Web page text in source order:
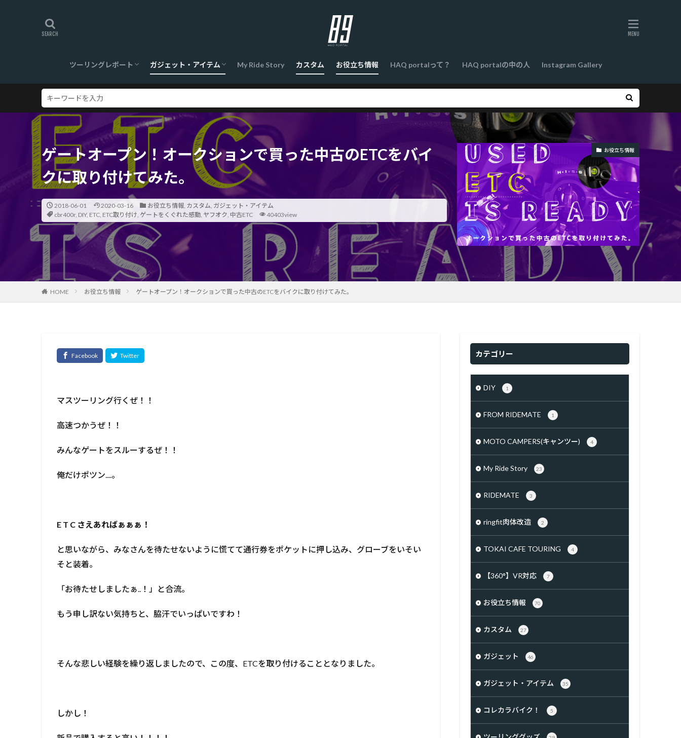
ツーリングレポート
旅ログ
ツーリングスポット
【360°】VR対応
ガジェット・アイテム
ツーリンググッズ
ガジェット
My Ride Story カスタム お役立ち情報 HAQ portalって？ HAQ portalの中の人 Instagram Gallery
ゲートオープン！オークションで買った中古のETCをバイ
クに取り付けてみた。
2018-06-01 2020-03-16 お役立ち情報, カスタム, ガジェット・アイテム
cbr400r, DIY, ETC, ETC取り付け, ゲートをくぐれた感動, ヤフオク, 中古ETC 40403view
お役立ち情報
HOME お役立ち情報 ゲートオープン！オークションで買った中古のETCをバイクに取り付けてみた。
マスツーリング行くぜ！！
高速つかうぜ！！
みんなゲートをスルーするぜ！！
俺だけポツン....。
E T C さえあればぁぁぁ！
と思いながら、みなさんを待たせないように慌てて通行券をポケットに押し込み、グローブをいそい
そと装着。
「お待たせしましたぁ..！」と合流。
もう申し訳ない気持ちと、脇汗でいっぱいですわ！
そんな悲しい経験を繰り返しましたので、この度、ETCを取り付けることとなりました。
しかし！
カテゴリー
DIY 1
FROM RIDEMATE 1
MOTO CAMPERS(キャンツー) 4
My Ride Story 23
RIDEMATE 3
ringfit肉体改造 2
TOKAI CAFE TOURING 4
【360°】VR対応 7
お役立ち情報 70
カスタム 27
ガジェット 46
ガジェット・アイテム 35
コレカラバイク！ 5